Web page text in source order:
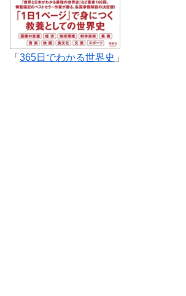
「 365日でわかる世界史 」